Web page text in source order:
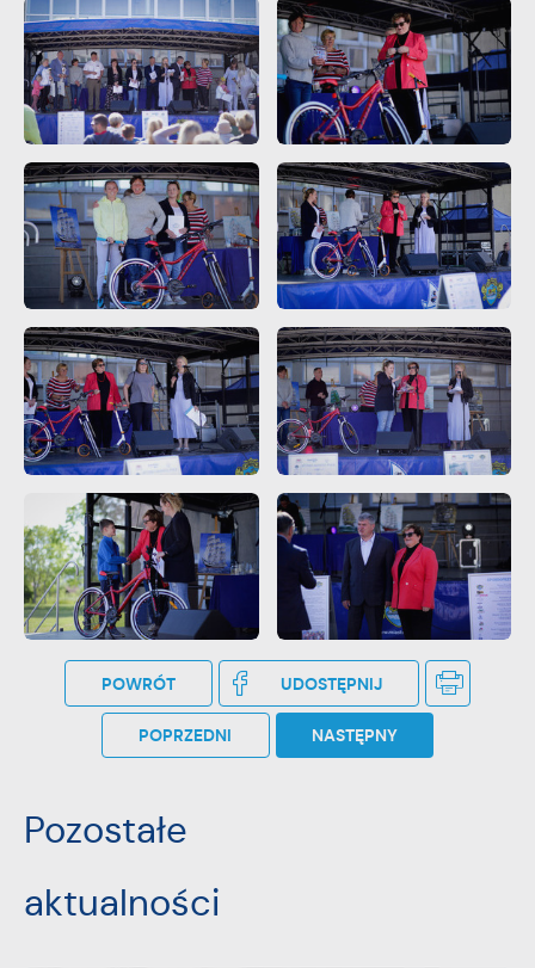
POWRÓT UDOSTĘPNIJ
POPRZEDNI NASTĘPNY
Pozostałe
aktualności